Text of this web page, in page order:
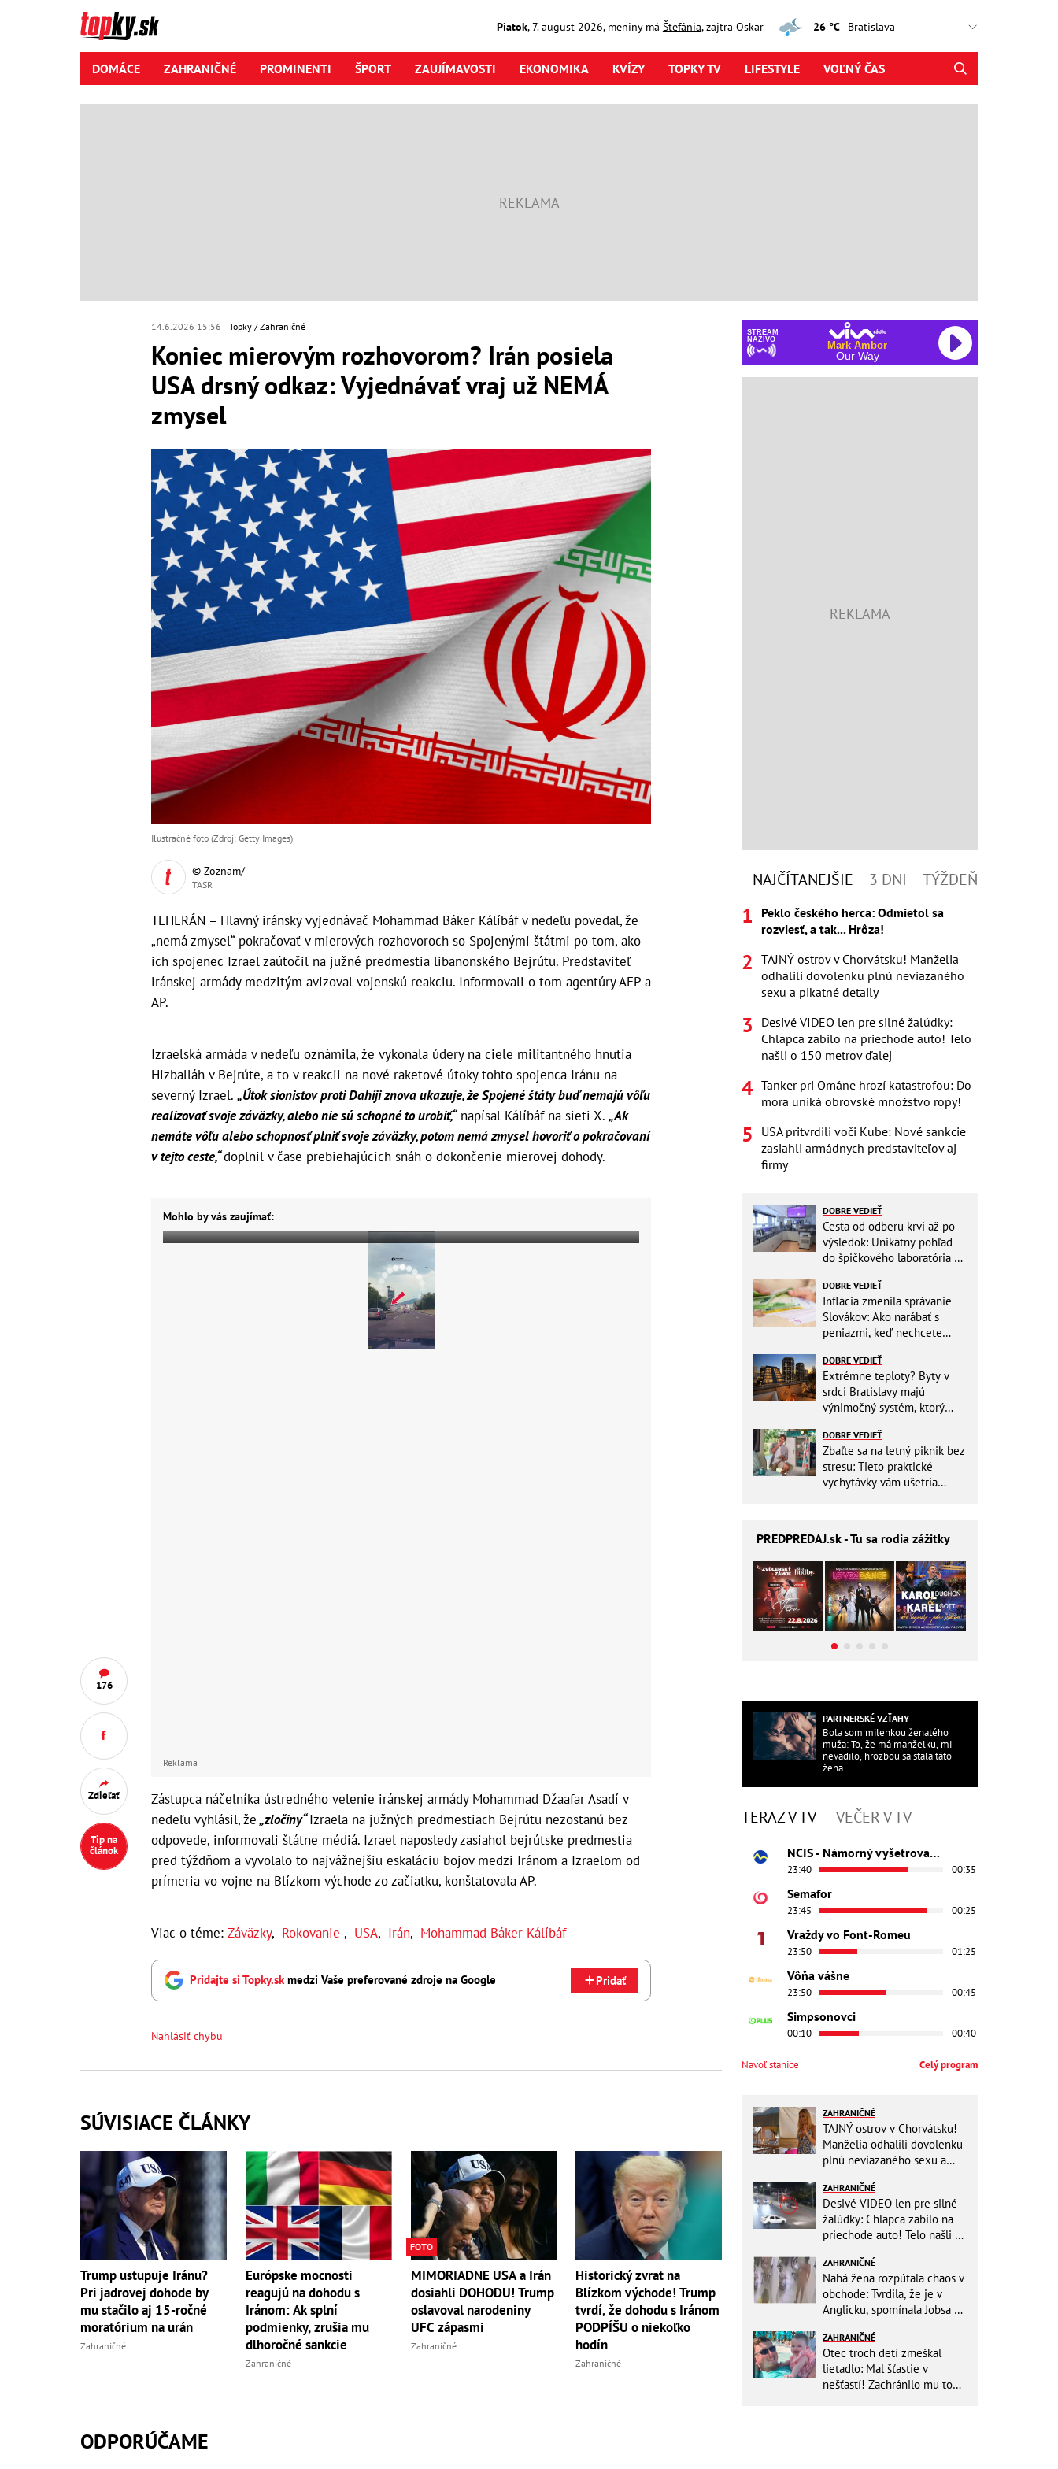
Piatok,7. august2026, meniny má Štefánia, zajtra Oskar 26 °C
DOMÁCE ZAHRANIČNÉ PROMINENTI ŠPORT ZAUJÍMAVOSTI EKONOMIKA KVÍZY TOPKY TV LIFESTYLE VOĽNÝ ČAS
14.6.2026 15:56 Topky Zahraničné
Koniec mierovým rozhovorom? Irán posiela
USA drsný odkaz: Vyjednávať vraj už NEMÁ
zmysel
176
Zdieľať
Tip na
článok
Ilustračné foto (Zdroj: Getty Images)
© Zoznam/
TASR
TEHERÁN – Hlavný iránsky vyjednávač Mohammad Báker Kálíbáf v nedeľu povedal, že
„nemá zmysel“ pokračovať v mierových rozhovoroch so Spojenými štátmi po tom, ako
ich spojenec Izrael zaútočil na južné predmestia libanonského Bejrútu. Predstaviteľ
iránskej armády medzitým avizoval vojenskú reakciu. Informovali o tom agentúry AFP a
AP.
Izraelská armáda v nedeľu oznámila, že vykonala údery na ciele militantného hnutia
Hizballáh v Bejrúte, a to v reakcii na nové raketové útoky tohto spojenca Iránu na
severný Izrael. „Útok sionistov proti Dahíji znova ukazuje, že Spojené štáty buď nemajú vôľu
realizovať svoje záväzky, alebo nie sú schopné to urobiť,“napísal Kálíbáf na sieti X. „Ak
nemáte vôľu alebo schopnosť plniť svoje záväzky, potom nemá zmysel hovoriť o pokračovaní
v tejto ceste,“doplnil v čase prebiehajúcich snáh o dokončenie mierovej dohody.
Mohlo by vás zaujímať:
Reklama
Zástupca náčelníka ústredného velenie iránskej armády Mohammad Džaafar Asadí v
nedeľu vyhlásil, že„zločiny“Izraela na južných predmestiach Bejrútu nezostanú bez
odpovede, informovali štátne médiá. Izrael naposledy zasiahol bejrútske predmestia
pred týždňom a vyvolalo to najvážnejšiu eskaláciu bojov medzi Iránom a Izraelom od
prímeria vo vojne na Blízkom východe zo začiatku, konštatovala AP.
Viac o téme: Záväzky, Rokovanie , USA, Irán, Mohammad Báker Kálíbáf
Pridajte si Topky.skmedzi Vaše preferované zdroje na Google Pridať
Nahlásiť chybu
SÚVISIACE ČLÁNKY
Trump ustupuje Iránu?
Pri jadrovej dohode by
mu stačilo aj 15-ročné
moratórium na urán
Zahraničné
Európske mocnosti
reagujú na dohodu s
Iránom: Ak splní
podmienky, zrušia mu
dlhoročné sankcie
Zahraničné
FOTO
MIMORIADNE USA a Irán
dosiahli DOHODU! Trump
oslavoval narodeniny
UFC zápasmi
Zahraničné
Historický zvrat na
Blízkom východe! Trump
tvrdí, že dohodu s Iránom
PODPÍŠU o niekoľko
hodín
Zahraničné
ODPORÚČAME
STREAM
NAŽIVO
Mark Ambor
Our Way
NAJČÍTANEJŠIE 3 DNI TÝŽDEŇ
Peklo českého herca: Odmietol sa
rozviesť, a tak... Hrôza!
TAJNÝ ostrov v Chorvátsku! Manželia
odhalili dovolenku plnú neviazaného
sexu a pikatné detaily
Desivé VIDEO len pre silné žalúdky:
Chlapca zabilo na priechode auto! Telo
našli o 150 metrov ďalej
Tanker pri Ománe hrozí katastrofou: Do
mora uniká obrovské množstvo ropy!
USA pritvrdili voči Kube: Nové sankcie
zasiahli armádnych predstaviteľov aj
firmy
DOBRE VEDIEŤ
Cesta od odberu krvi až po
výsledok: Unikátny pohľad
do špičkového laboratória na
DOBRE VEDIEŤ
Inflácia zmenila správanie
Slovákov: Ako narábať s
peniazmi, keď nechcete
DOBRE VEDIEŤ
Extrémne teploty? Byty v
srdci Bratislavy majú
výnimočný systém, ktorý
DOBRE VEDIEŤ
Zbaľte sa na letný piknik bez
stresu: Tieto praktické
vychytávky vám ušetria
PREDPREDAJ.sk - Tu sa rodia zážitky
PARTNERSKÉ VZŤAHY
Bola som milenkou ženatého
muža: To, že má manželku, mi
nevadilo, hrozbou sa stala táto
žena
TERAZ V TV VEČER V TV
NCIS - Námorný vyšetrovací úrad
23:40 00:35
Semafor
23:45 00:25
Vraždy vo Font-Romeu
23:50 01:25
Vôňa vášne
23:50 00:45
Simpsonovci
00:10 00:40
Navoľ stanice Celý program
ZAHRANIČNÉ
TAJNÝ ostrov v Chorvátsku!
Manželia odhalili dovolenku
plnú neviazaného sexu a
ZAHRANIČNÉ
Desivé VIDEO len pre silné
žalúdky: Chlapca zabilo na
priechode auto! Telo našli o
ZAHRANIČNÉ
Nahá žena rozpútala chaos v
obchode: Tvrdila, že je v
Anglicku, spomínala Jobsa aj
ZAHRANIČNÉ
Otec troch detí zmeškal
lietadlo: Mal šťastie v
nešťastí! Zachránilo mu to